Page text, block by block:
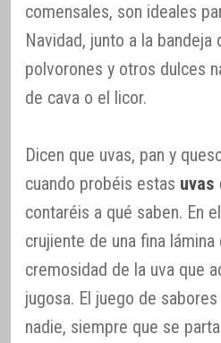
comensales, son ideales
Navidad, junto a la bandeja
polvorones y otros dulces
de cava o el licor.
Dicen que uvas, pan y
cuando probéis estas uvas
contaréis a qué saben. En
crujiente de una fina
cremosidad de la uva que
jugosa. El juego de
nadie, siempre que se